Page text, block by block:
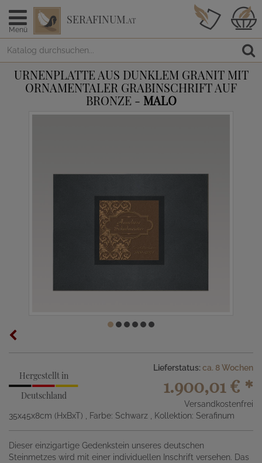
Menü
SERAFINUM.AT
URNENPLATTE AUS DUNKLEM GRANIT MIT
ORNAMENTALER GRABINSCHRIFT AUF
BRONZE - MALO
Hergestellt in
Deutschland
Lieferstatus: ca. 8 Wochen
1.900,01 € *
Versandkostenfrei
35x45x8cm (HxBxT)
, Farbe: Schwarz , Kollektion: Serafinum
Dieser einzigartige Gedenkstein unseres deutschen
Steinmetzes wird mit einer individuellen Inschrift versehen. Das